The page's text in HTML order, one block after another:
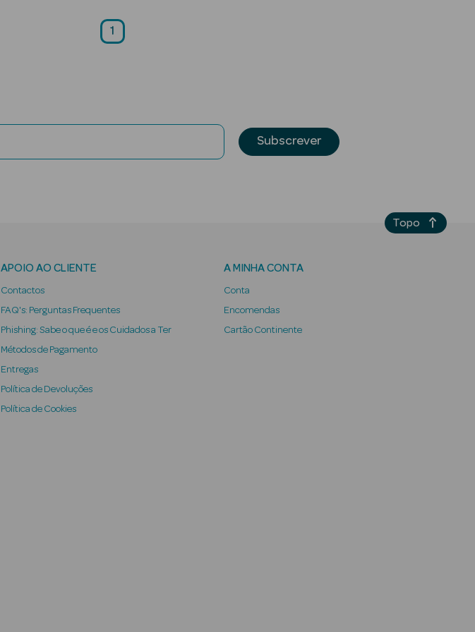
1
Subscrever
APOIO AO CLIENTE
Contactos
FAQ's: Perguntas Frequentes
Phishing: Sabe o que é e os Cuidados a Ter
Métodos de Pagamento
Entregas
Política de Devoluções
Política de Cookies
A MINHA CONTA
Conta
Encomendas
Cartão Continente
Topo